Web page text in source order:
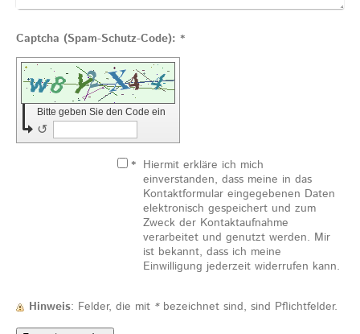
Captcha (Spam-Schutz-Code): *
Bitte geben Sie den Code ein
↺
* Hiermit erkläre ich mich
einverstanden, dass meine in das
Kontaktformular eingegebenen Daten
elektronisch gespeichert und zum
Zweck der Kontaktaufnahme
verarbeitet und genutzt werden. Mir
ist bekannt, dass ich meine
Einwilligung jederzeit widerrufen kann.
Hinweis : Felder, die mit *bezeichnet sind, sind Pflichtfelder.